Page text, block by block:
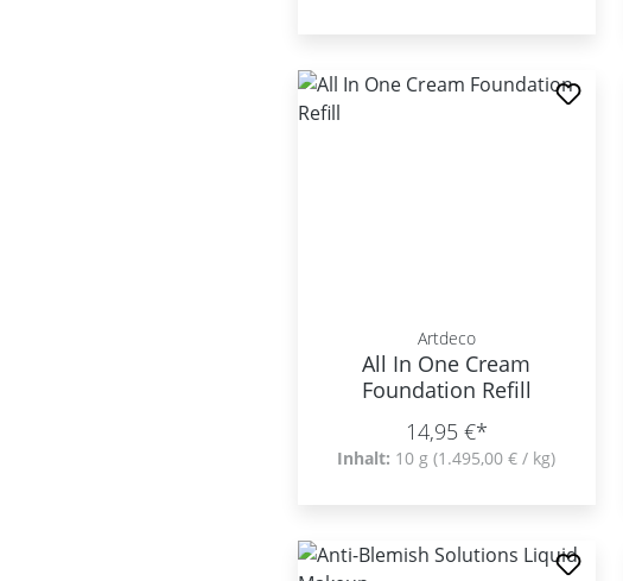
Artdeco
All In One Cream
Foundation Refill
14,95 €*
Inhalt: 10 g(1.495,00 € / kg)